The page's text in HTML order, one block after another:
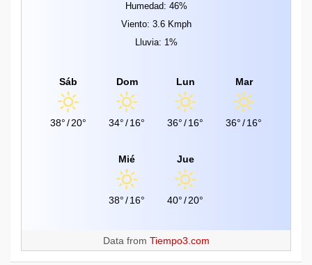
Humedad: 46%
Viento: 3.6 Kmph
Lluvia: 1%
Sáb
38°/20°
Dom
34°/16°
Lun
36°/16°
Mar
36°/16°
Mié
38°/16°
Jue
40°/20°
Data from Tiempo3.com